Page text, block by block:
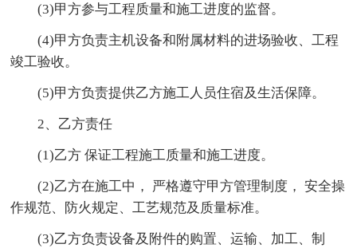
(3)甲方参与工程质量和施工进度的监督。
(4)甲方负责主机设备和附属材料的进场验收、工程
竣工验收。
(5)甲方负责提供乙方施工人员住宿及生活保障。
2、乙方责任
(1)乙方 保证工程施工质量和施工进度。
(2)乙方在施工中， 严格遵守甲方管理制度， 安全操
作规范、防火规定、工艺规范及质量标准。
(3)乙方负责设备及附件的购置、运输、加工、制